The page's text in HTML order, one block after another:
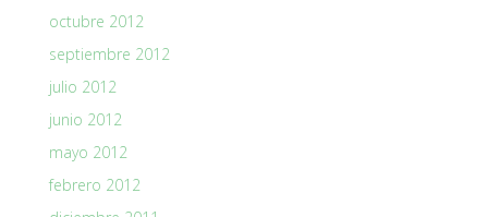
octubre 2012
septiembre 2012
julio 2012
junio 2012
mayo 2012
febrero 2012